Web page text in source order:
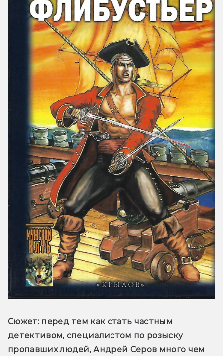
Сюжет: перед тем как стать частным
детективом, специалистом по розыску
пропавших людей, Андрей Серов много чем